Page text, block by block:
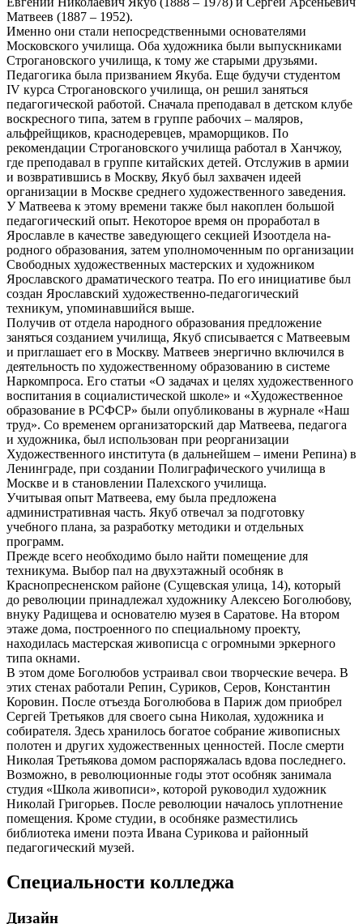
Матвеев (1887 – 1952).
Именно они стали непосредствен­ными основателями
Московского училища. Оба художника были выпускниками
Строгановского учи­лища, к тому же старыми друзьями.
Педагогика была призванием Якуба. Еще будучи студентом
IV курса Строгановского училища, он решил заняться
педагогической работой. Сначала преподавал в детском клубе
воскресного типа, затем в группе рабочих – маляров,
альфрейщиков, краснодеревцев, мраморщиков. По
рекомендации Строгановского учи­лища работал в Ханчжоу,
где пре­подавал в группе китайских детей. Отслужив в армии
и возвратившись в Москву, Якуб был захвачен идеей
организации в Москве среднего художественного заведения.
У Матвеева к этому времени также был накоплен большой
педагоги­ческий опыт. Некоторое время он проработал в
Ярославле в качестве заведующего секцией Изоотдела на­
родного образования, затем уполно­моченным по организации
Свобод­ных художественных мастерских и художником
Ярославского драмати­ческого театра. По его инициативе был
создан Ярославский художес­твенно-педагогический
техникум, упоминавшийся выше.
Получив от отдела народного обра­зования предложение
заняться со­зданием училища, Якуб списывается с Матвеевым
и приглашает его в Москву. Матвеев энергично вклю­чился в
деятельность по художес­твенному образованию в системе
Наркомпроса. Его статьи «О задачах и целях художественного
воспи­тания в социалистической школе» и «Художественное
образование в РСФСР» были опубликованы в жур­нале «Наш
труд». Со временем орга­низаторский дар Матвеева, педагога
и художника, был использован при реорганизации
Художественного института (в дальнейшем – имени Репина) в
Ленинграде, при созда­нии Полиграфического училища в
Москве и в становлении Палехского училища.
Учитывая опыт Матвеева, ему была предложена
административная часть. Якуб отвечал за подготовку
учебного плана, за разработку мето­дики и отдельных
программ.
Прежде всего необходимо было найти помещение для
техникума. Выбор пал на двухэтажный особ­няк в
Краснопресненском районе (Сущевская улица, 14), который
до революции принадлежал художнику Алексею Боголюбову,
внуку Радище­ва и основателю музея в Саратове. На втором
этаже дома, построен­ного по специальному проекту,
находилась мастерская живописца с огромными эркерного
типа окнами.
В этом доме Боголюбов устраивал свои творческие вечера. В
этих сте­нах работали Репин, Суриков, Серов, Константин
Коровин. После отъезда Боголюбова в Париж дом приобрел
Сергей Третьяков для своего сына Николая, художника и
собирателя. Здесь хранилось богатое собрание живописных
полотен и других художественных ценностей. После смерти
Николая Третьякова домом распоряжалась вдова последнего.
Возможно, в революционные годы этот особняк занимала
студия «Шко­ла живописи», которой руководил художник
Николай Григорьев. Пос­ле революции началось уплотнение
помещения. Кроме студии, в особня­ке разместились
библиотека имени поэта Ивана Сурикова и районный
педагогический музей.
Специальности колледжа
Дизайн